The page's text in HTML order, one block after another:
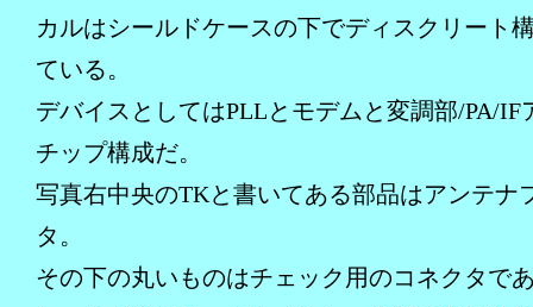
カルはシールドケースの下でディスクリート
ている。
デバイスとしてはPLLとモデムと変調部/PA/IF
チップ構成だ。
写真右中央のTKと書いてある部品はアンテナ
タ。
その下の丸いものはチェック用のコネクタで